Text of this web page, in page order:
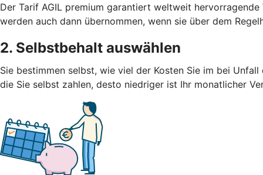
Der Tarif AGIL premium garantiert weltweit
werden auch dann übernommen, wenn sie über dem
2. Selbstbehalt auswählen
Sie bestimmen selbst, wie viel der Kosten Sie im bei
die Sie selbst zahlen, desto niedriger ist Ihr monatlicher